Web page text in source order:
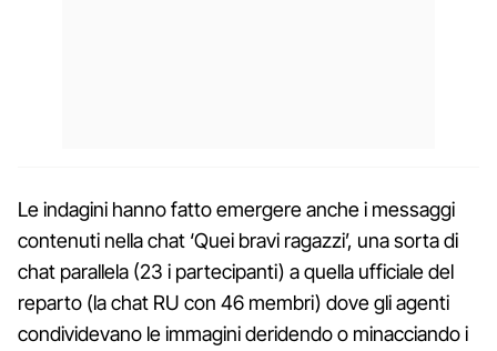
Le indagini hanno fatto emergere anche i messaggi
contenuti nella chat ‘Quei bravi ragazzi’, una sorta di
chat parallela (23 i partecipanti) a quella ufficiale del
reparto (la chat RU con 46 membri) dove gli agenti
condividevano le immagini deridendo o minacciando i